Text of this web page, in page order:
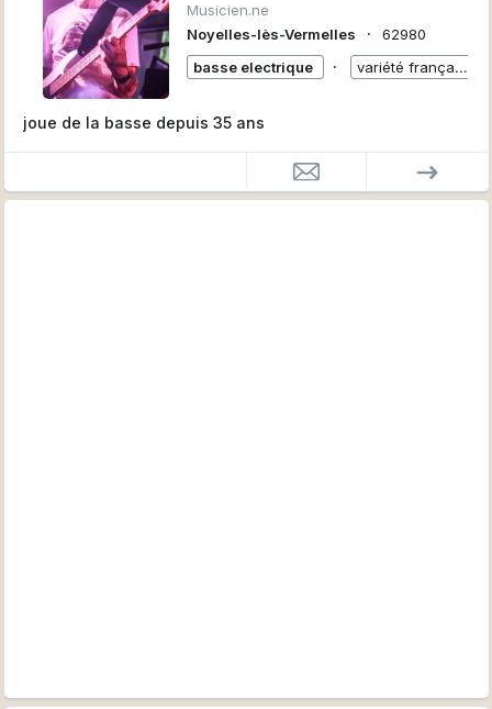
Musicien.ne
Noyelles-lès-Vermelles
∙
62980
basse electrique
∙ variété française
joue de la basse depuis 35 ans